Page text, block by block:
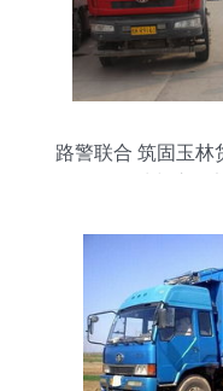
路警联合 筑固玉